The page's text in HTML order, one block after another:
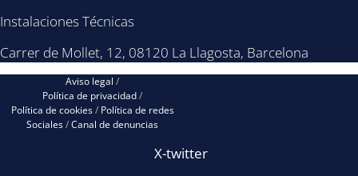
Instalaciones Técnicas
Carrer de Mollet, 12, 08120 La Llagosta, Barcelona
Aviso legal /
Política de privacidad/
Política de cookies/Política de redes
Sociales/Canal de denuncias
X-twitter